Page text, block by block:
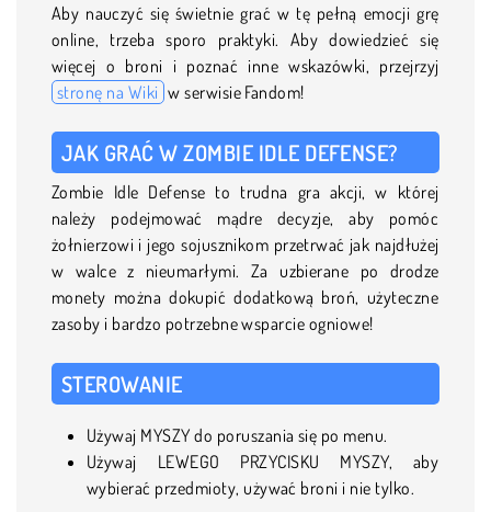
Aby nauczyć się świetnie grać w tę pełną emocji grę
online, trzeba sporo praktyki. Aby dowiedzieć się
więcej o broni i poznać inne wskazówki, przejrzyj
stronę na Wiki w serwisie Fandom!
JAK GRAĆ W ZOMBIE IDLE DEFENSE?
Zombie Idle Defense to trudna gra akcji, w której
należy podejmować mądre decyzje, aby pomóc
żołnierzowi i jego sojusznikom przetrwać jak najdłużej
w walce z nieumarłymi. Za uzbierane po drodze
monety można dokupić dodatkową broń, użyteczne
zasoby i bardzo potrzebne wsparcie ogniowe!
STEROWANIE
Używaj MYSZY do poruszania się po menu.
Używaj LEWEGO PRZYCISKU MYSZY, aby
wybierać przedmioty, używać broni i nie tylko.